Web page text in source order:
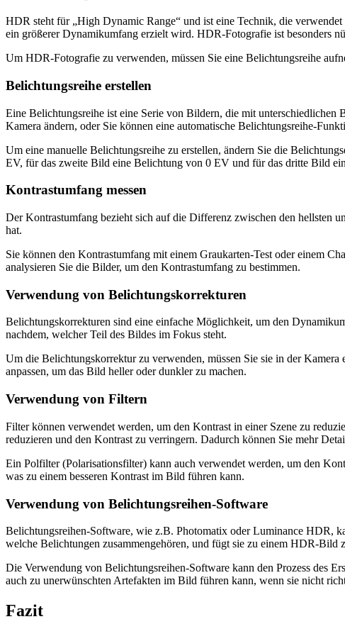
HDR steht für „High Dynamic Range“ und ist eine Technik, die
ein größerer Dynamikumfang erzielt wird. HDR-Fotografie ist besonders
Um HDR-Fotografie zu verwenden, müssen Sie eine Belichtungsreihe
Belichtungsreihe erstellen
Eine Belichtungsreihe ist eine Serie von Bildern, die mit unterschiedlichen
Kamera ändern, oder Sie können eine automatische Belichtungsreihe-
Um eine manuelle Belichtungsreihe zu erstellen, ändern Sie die
EV, für das zweite Bild eine Belichtung von 0 EV und für das dritte Bild
Kontrastumfang messen
Der Kontrastumfang bezieht sich auf die Differenz zwischen den hellsten
hat.
Sie können den Kontrastumfang mit einem Graukarten-Test oder einem
analysieren Sie die Bilder, um den Kontrastumfang zu bestimmen.
Verwendung von Belichtungskorrekturen
Belichtungskorrekturen sind eine einfache Möglichkeit, um den
nachdem, welcher Teil des Bildes im Fokus steht.
Um die Belichtungskorrektur zu verwenden, müssen Sie sie in der
anpassen, um das Bild heller oder dunkler zu machen.
Verwendung von Filtern
Filter können verwendet werden, um den Kontrast in einer Szene zu
reduzieren und den Kontrast zu verringern. Dadurch können Sie mehr
Ein Polfilter (Polarisationsfilter) kann auch verwendet werden, um den
was zu einem besseren Kontrast im Bild führen kann.
Verwendung von Belichtungsreihen-Software
Belichtungsreihen-Software, wie z.B. Photomatix oder Luminance HDR,
welche Belichtungen zusammengehören, und fügt sie zu einem HDR-Bild
Die Verwendung von Belichtungsreihen-Software kann den Prozess des
auch zu unerwünschten Artefakten im Bild führen kann, wenn sie nicht
Fazit